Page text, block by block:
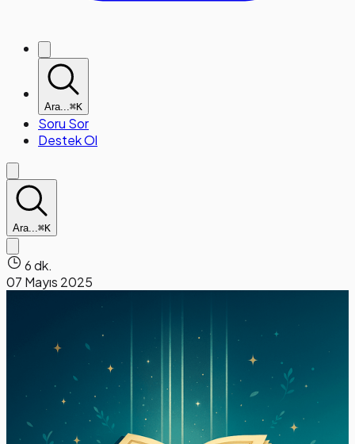
Ara...⌘K
Soru Sor
Destek Ol
Ara...⌘K
6 dk.
07 Mayıs 2025